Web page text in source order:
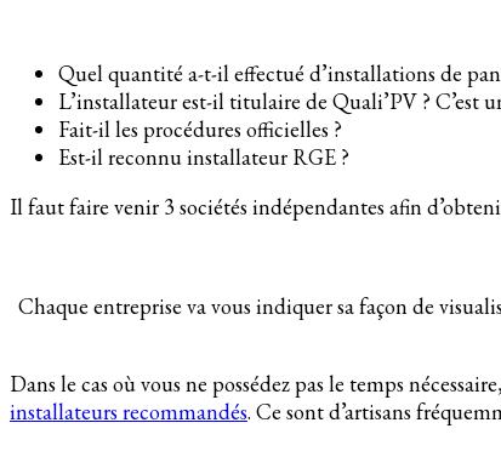
Quel quantité a-t-il effectué d’installations de
L’installateur est-il titulaire de Quali’PV ? C’est
Fait-il les procédures officielles ?
Est-il reconnu installateur RGE ?
Il faut faire venir 3 sociétés indépendantes afin
Chaque entreprise va vous indiquer sa façon de
Dans le cas où vous ne possédez pas le temps
installateurs recommandés. Ce sont d’artisans